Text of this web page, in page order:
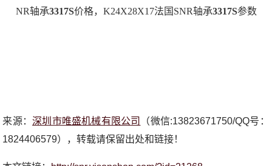
NR轴承3317S价格，K24X28X17法国SNR轴承3317S参数
来源：深圳市唯盛机械有限公司
（微信:13823671750/QQ号：
1824406579），转载请保留出处和链接！